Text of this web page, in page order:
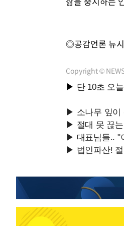
◎공감언론 뉴
Copyright ©